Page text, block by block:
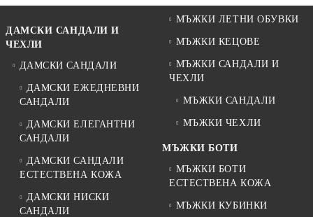
ДАМСКИ САНДАЛИ И
ЧЕХЛИ
ДАМСКИ САНДАЛИ
ДАМСКИ ЕЖЕДНЕВНИ
САНДАЛИ
ДАМСКИ ЕЛЕГАНТНИ
САНДАЛИ
ДАМСКИ САНДАЛИ
ЕСТЕСТВЕНА КОЖА
ДАМСКИ НИСКИ
САНДАЛИ
МЪЖКИ ЛЕТНИ ОБУВКИ
МЪЖКИ КЕЦОВЕ
МЪЖКИ САНДАЛИ И
ЧЕХЛИ
МЪЖКИ САНДАЛИ
МЪЖКИ ЧЕХЛИ
МЪЖКИ БОТИ
МЪЖКИ БОТИ
ЕСТЕСТВЕНА КОЖА
МЪЖКИ КУБИНКИ